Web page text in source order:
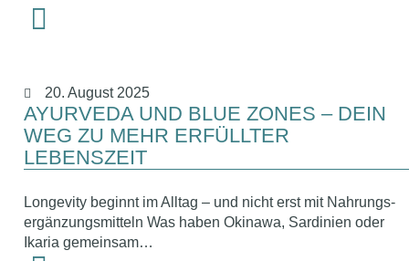
20. August 2025
AYURVEDA UND BLUE ZONES – DEIN
WEG ZU MEHR ERFÜLLTER
LEBENSZEIT
Longevity beginnt im Alltag – und nicht erst mit Nahrungs-
ergänzungsmitteln Was haben Okinawa, Sardinien oder
Ikaria gemeinsam…